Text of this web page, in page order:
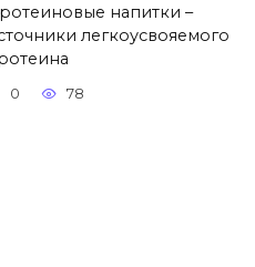
напитки –
легкоусвояемого
0 78